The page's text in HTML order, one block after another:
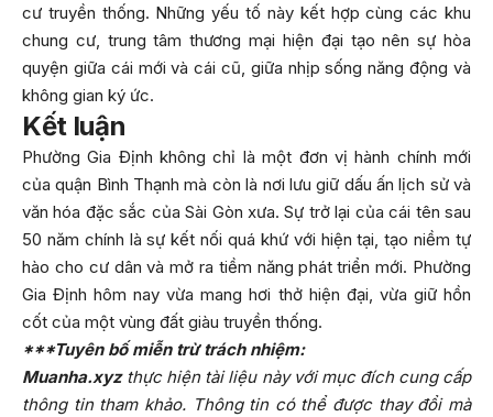
cư truyền thống. Những yếu tố này kết hợp cùng các khu
chung cư, trung tâm thương mại hiện đại tạo nên sự hòa
quyện giữa cái mới và cái cũ, giữa nhịp sống năng động và
không gian ký ức.
Kết luận
Phường Gia Định không chỉ là một đơn vị hành chính mới
của quận Bình Thạnh mà còn là nơi lưu giữ dấu ấn lịch sử và
văn hóa đặc sắc của Sài Gòn xưa. Sự trở lại của cái tên sau
50 năm chính là sự kết nối quá khứ với hiện tại, tạo niềm tự
hào cho cư dân và mở ra tiềm năng phát triển mới. Phường
Gia Định hôm nay vừa mang hơi thở hiện đại, vừa giữ hồn
cốt của một vùng đất giàu truyền thống.
***Tuyên bố miễn trừ trách nhiệm:
Muanha.xyzthực hiện tài liệu này với mục đích cung cấp
thông tin tham khảo. Thông tin có thể được thay đổi mà